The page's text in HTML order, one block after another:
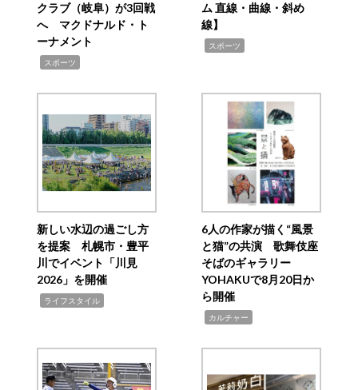
クラブ（岐阜）が3回戦
へ マクドナルド・ト
ーナメント
スポーツ
ム 直線・曲線・斜め
線】
スポーツ
新しい水辺の過ごし方
を提案 札幌市・豊平
川でイベント「川見
2026」を開催
ライフスタイル
6人の作家が描く“風景
と猫”の共演 歌舞伎座
そばのギャラリー
YOHAKUで8月20日か
ら開催
カルチャー